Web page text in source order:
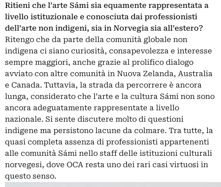
Ritieni che l’arte Sámi sia equamente rappresentata a
livello istituzionale e conosciuta dai professionisti
dell’arte non indigeni, sia in Norvegia sia all’estero?
Ritengo che da parte della comunità globale non
indigena ci siano curiosità, consapevolezza e interesse
sempre maggiori, anche grazie al prolifico dialogo
avviato con altre comunità in Nuova Zelanda, Australia
e Canada. Tuttavia, la strada da percorrere è ancora
lunga, considerato che l’arte e la cultura Sámi non sono
ancora adeguatamente rappresentate a livello
nazionale. Si sente discutere molto di questioni
indigene ma persistono lacune da colmare. Tra tutte, la
quasi completa assenza di professionisti appartenenti
alle comunità Sámi nello staff delle istituzioni culturali
norvegesi, dove OCA resta uno dei rari casi virtuosi in
questo senso.